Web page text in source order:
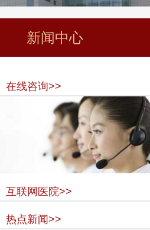
新闻中心
在线咨询>>
互联网医院>>
热点新闻>>